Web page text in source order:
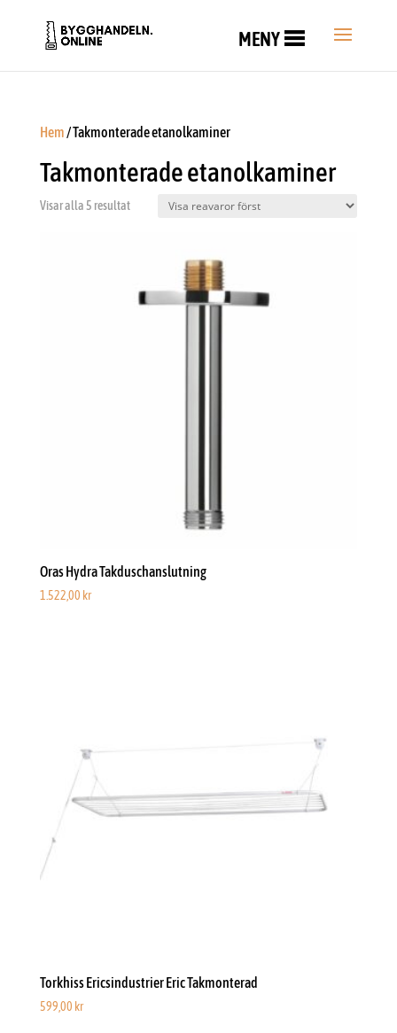
MENY
Hem/ Takmonterade etanolkaminer
Takmonterade etanolkaminer
Visar alla 5 resultat
Oras Hydra Takduschanslutning
1.522,00 kr
Torkhiss Ericsindustrier Eric Takmonterad
599,00 kr